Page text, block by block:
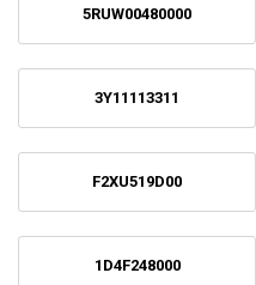
5RUW00480000
3Y11113311
F2XU519D00
1D4F248000